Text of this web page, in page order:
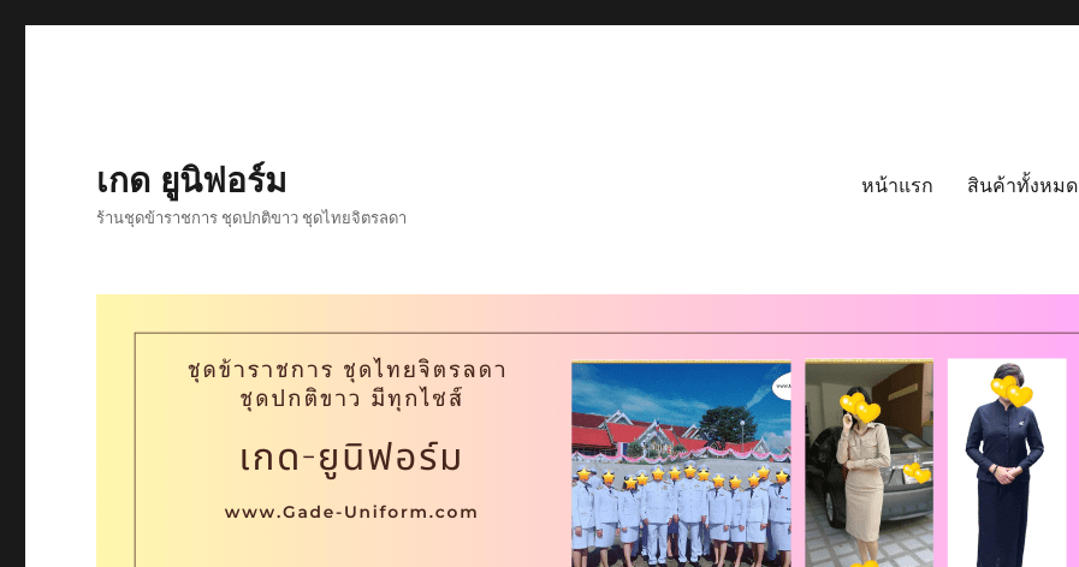
เกด ยูนิฟอร์ม
ร้านชุดข้าราชการ ชุดปกติขาว ชุดไทยจิตรลดา
หน้าแรก สินค้าทั้งหมด